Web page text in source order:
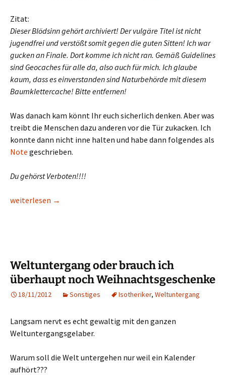
Zitat:
Dieser Blödsinn gehört archiviert! Der vulgäre Titel ist nicht
jugendfrei und verstößt somit gegen die guten Sitten! Ich war
gucken an Finale. Dort komme ich nicht ran. Gemäß Guidelines
sind Geocaches für alle da, also auch für mich. Ich glaube
kaum, dass es einverstanden sind Naturbehörde mit diesem
Baumklettercache! Bitte entfernen!
Was danach kam könnt Ihr euch sicherlich denken. Aber was
treibt die Menschen dazu anderen vor die Tür zukacken. Ich
konnte dann nicht inne halten und habe dann folgendes als
Note geschrieben.
Du gehörst Verboten!!!!
Ich sehe hier überall nur Vollpfosten
weiterlesen →
Weltuntergang oder brauch ich
überhaupt noch Weihnachtsgeschenke
18/11/2012 Sonstiges Isotheriker, Weltuntergang
Langsam nervt es echt gewaltig mit den ganzen
Weltuntergangsgelaber.
Warum soll die Welt untergehen nur weil ein Kalender
aufhört???